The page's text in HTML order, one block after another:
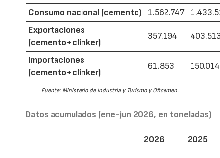
Consumo nacional (cemento)
1.562.747
Exportaciones
(cemento+clínker)
357.194
Importaciones
(cemento+clínker)
61.853 150.014
Fuente: Ministerio de Industria y Turismo y Oficemen.
Datos acumulados (ene-jun 2026, en toneladas)
2026 2025